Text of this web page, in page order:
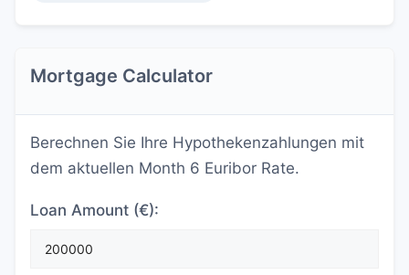
Mortgage Calculator
Berechnen Sie Ihre Hypothekenzahlungen mit
dem aktuellen Month 6 Euribor Rate.
Loan Amount (€):